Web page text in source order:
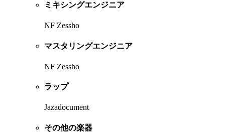
ミキシングエンジニア
NF Zessho
マスタリングエンジニア
NF Zessho
ラップ
Jazadocument
その他の楽器